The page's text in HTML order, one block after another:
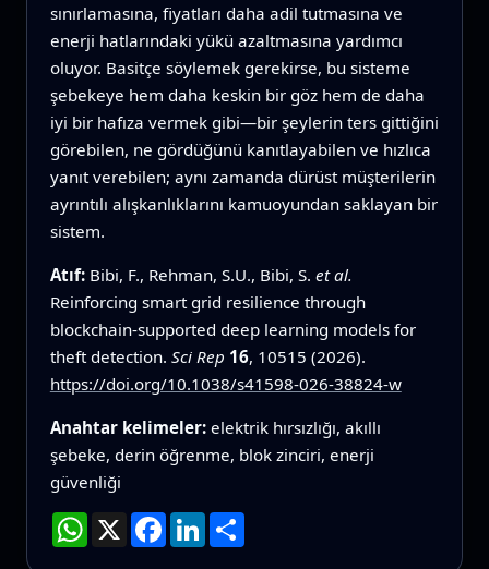
sınırlamasına, fiyatları daha adil tutmasına ve
enerji hatlarındaki yükü azaltmasına yardımcı
oluyor. Basitçe söylemek gerekirse, bu sisteme
şebekeye hem daha keskin bir göz hem de daha
iyi bir hafıza vermek gibi—bir şeylerin ters gittiğini
görebilen, ne gördüğünü kanıtlayabilen ve hızlıca
yanıt verebilen; aynı zamanda dürüst müşterilerin
ayrıntılı alışkanlıklarını kamuoyundan saklayan bir
sistem.
Atıf: Bibi, F., Rehman, S.U., Bibi, S. et al.
Reinforcing smart grid resilience through
blockchain-supported deep learning models for
theft detection. Sci Rep 16, 10515 (2026).
https://doi.org/10.1038/s41598-026-38824-w
Anahtar kelimeler: elektrik hırsızlığı, akıllı
şebeke, derin öğrenme, blok zinciri, enerji
güvenliği
WhatsApp
X Facebook
LinkedInPaylaş